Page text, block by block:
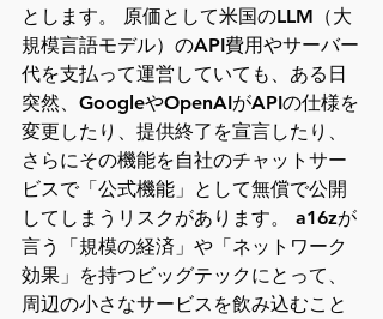
とします。 原価として米国のLLM（大
規模言語モデル）のAPI費用やサーバー
代を支払って運営していても、ある日
突然、GoogleやOpenAIがAPIの仕様を
変更したり、提供終了を宣言したり、
さらにその機能を自社のチャットサー
ビスで「公式機能」として無償で公開
してしまうリスクがあります。 a16zが
言う「規模の経済」や「ネットワーク
効果」を持つビッグテックにとって、
周辺の小さなサービスを飲み込むこと